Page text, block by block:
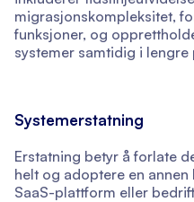
migrasjonskompleksitet,
funksjoner, og
systemer samtidig i lengre
Systemerstatning
Erstatning betyr å forlate
helt og adoptere en
SaaS-plattform eller